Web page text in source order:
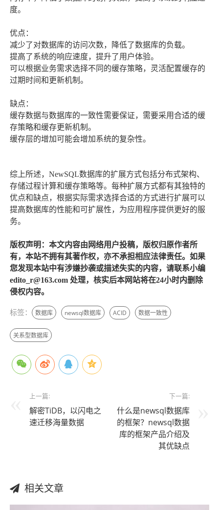
度。
优点：
减少了对数据库的访问次数，降低了数据库的负载。
提高了系统的响应速度，提升了用户体验。
可以根据业务需求选择不同的缓存策略，灵活配置缓存的
过期时间和更新机制。
缺点：
缓存数据与数据库的一致性需要保证，需要采用合适的缓
存策略和缓存更新机制。
缓存层的增加可能会增加系统的复杂性。
综上所述，NewSQL数据库的扩展方式包括分布式架构、
存储过程计算和缓存策略等。每种扩展方式都有其独特的
优点和缺点，根据实际需求选择合适的方式进行扩展可以
提高数据库的性能和可扩展性，为应用程序提供更好的服
务。
版权声明：本文内容由网络用户投稿，版权归原作者所
有，本站不拥有其著作权，亦不承担相应法律责任。如果
您发现本站中有涉嫌抄袭或描述失实的内容，请联系小编
edito_r@163.com 处理，核实后本网站将在24小时内删除
侵权内容。
标签： 数据库 newsql数据库 ACID 数据一致性
关系型数据库
上一篇:
解密TiDB，以闪电之
速迁移海量数据
下一篇:
什么是newsql数据库
的框架？newsql数据
库的框架产品介绍及
其优缺点
相关文章